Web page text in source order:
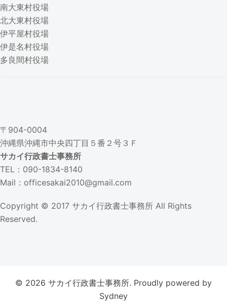
南大東村役場
北大東村役場
伊平屋村役場
伊是名村役場
多良間村役場
〒904-0004
沖縄県沖縄市中央四丁目５番２号３Ｆ
サカイ行政書士事務所
TEL：090-1834-8140
Mail：officesakai2010@gmail.com
Copyright © 2017 サカイ行政書士事務所 All Rights
Reserved.
© 2026 サカイ行政書士事務所. Proudly powered by
Sydney